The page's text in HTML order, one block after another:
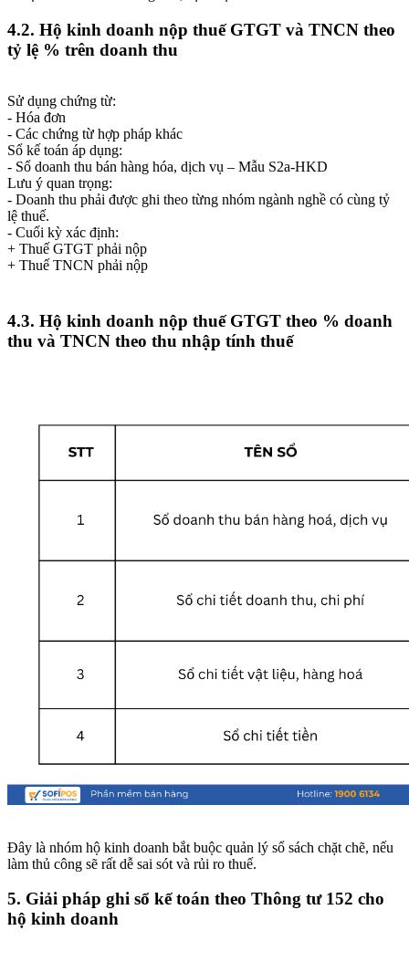
4.2. Hộ kinh doanh nộp thuế GTGT và TNCN theo
tỷ lệ % trên doanh thu
Sử dụng chứng từ:
- Hóa đơn
- Các chứng từ hợp pháp khác
Sổ kế toán áp dụng:
- Sổ doanh thu bán hàng hóa, dịch vụ – Mẫu S2a-HKD
Lưu ý quan trọng:
- Doanh thu phải được ghi theo từng nhóm ngành nghề có cùng tỷ
lệ thuế.
- Cuối kỳ xác định:
+ Thuế GTGT phải nộp
+ Thuế TNCN phải nộp
4.3. Hộ kinh doanh nộp thuế GTGT theo % doanh
thu và TNCN theo thu nhập tính thuế
Đây là nhóm hộ kinh doanh bắt buộc quản lý sổ sách chặt chẽ, nếu
làm thủ công sẽ rất dễ sai sót và rủi ro thuế.
5. Giải pháp ghi sổ kế toán theo Thông tư 152 cho
hộ kinh doanh